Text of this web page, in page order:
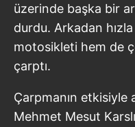
üzerinde başka bir
durdu. Arkadan
motosikleti hem de
çarptı.
Çarpmanın etkisiyle
Mehmet Mesut